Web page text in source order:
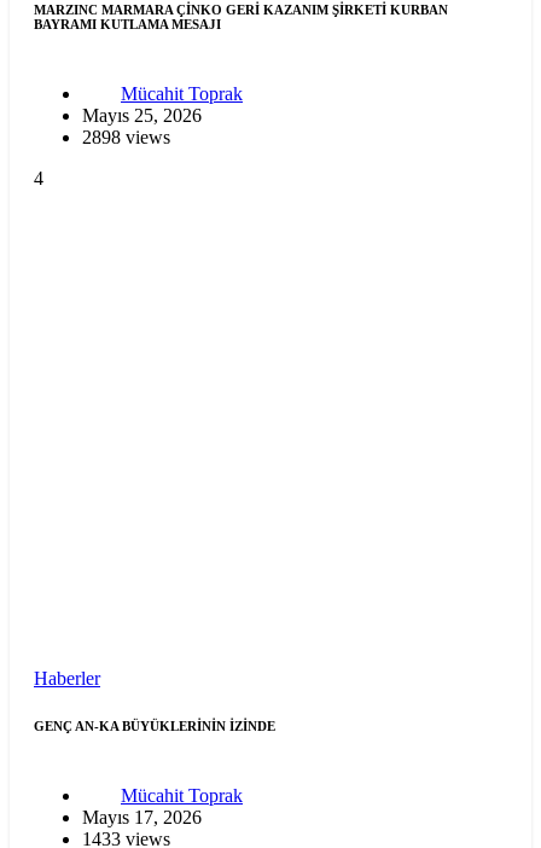
MARZINC MARMARA ÇİNKO GERİ KAZANIM ŞİRKETİ KURBAN
BAYRAMI KUTLAMA MESAJI
Mücahit Toprak
Mayıs 25, 2026
2898 views
4
Haberler
GENÇ AN-KA BÜYÜKLERİNİN İZİNDE
Mücahit Toprak
Mayıs 17, 2026
1433 views